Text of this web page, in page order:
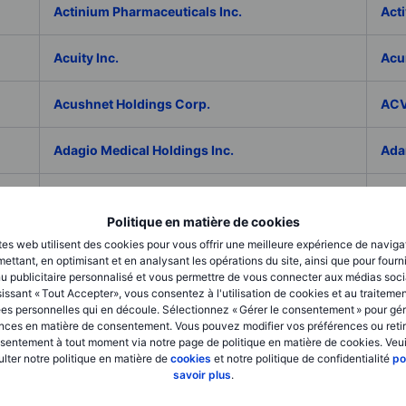
Politique en matière de cookies
web utilisent des cookies pour vous offrir une meilleure expérience de
en optimisant et en analysant les opérations du site, ainsi que pour
publicitaire personnalisé et vous permettre de vous connecter aux médias
« Tout Accepter», vous consentez à l'utilisation de cookies et au
personnelles qui en découle. Sélectionnez « Gérer le consentement » pour
en matière de consentement. Vous pouvez modifier vos préférences ou
à tout moment via notre page de politique en matière de cookies.
notre politique en matière de cookies et notre politique de confidentialité
savoir plus.
Actinium Pharmaceuticals Inc.
Acuity Inc.
Acushnet Holdings Corp.
Adagio Medical Holdings Inc.
Addex Pharmaceuticals SA
AddNode Group AB ser. B
Adecco Group Inc.